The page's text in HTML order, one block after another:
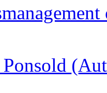
Ponsold